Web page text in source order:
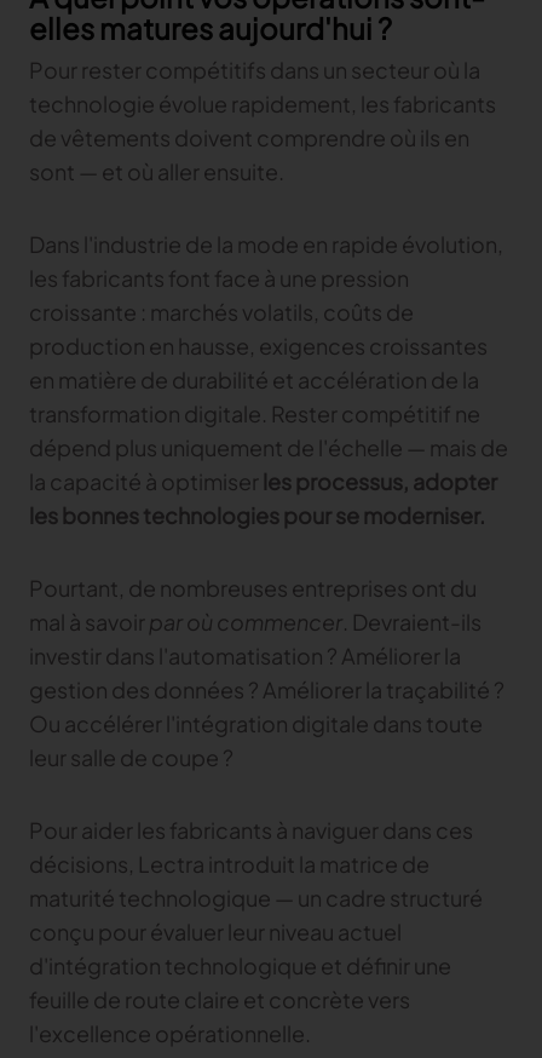
Gerber Atria
Relevez n’importe quel défi de découpe de tissu
Gerber Spreader for Fashion
Achieve exceptional quality and performance
with a tension-free spreading solution.
MARKET
Neteven
Optimisez vos ventes sur les marketplaces
Retviews
Automatisez votre analyse concurrentielle
Launchmetrics
Supervisez l’ensemble de l’activité de votre
TextileGenesis
Accélérez la traçabilité dans votre entreprise de
mode
Content Hub
Content Hub
Content Hub
elles matures aujourd'hui ?
Pour rester compétitifs dans un secteur où la
technologie évolue rapidement, les fabricants
de vêtements doivent comprendre où ils en
sont — et où aller ensuite.
Dans l'industrie de la mode en rapide évolution,
les fabricants font face à une pression
croissante : marchés volatils, coûts de
production en hausse, exigences croissantes
en matière de durabilité et accélération de la
transformation digitale. Rester compétitif ne
dépend plus uniquement de l'échelle — mais de
la capacité à optimiser les processus, adopter
les bonnes technologies pour se moderniser.
Pourtant, de nombreuses entreprises ont du
mal à savoir par où commencer. Devraient-ils
investir dans l'automatisation ? Améliorer la
gestion des données ? Améliorer la traçabilité ?
Ou accélérer l'intégration digitale dans toute
leur salle de coupe ?
Pour aider les fabricants à naviguer dans ces
décisions, Lectra introduit la matrice de
maturité technologique — un cadre structuré
conçu pour évaluer leur niveau actuel
d'intégration technologique et définir une
feuille de route claire et concrète vers
l'excellence opérationnelle.